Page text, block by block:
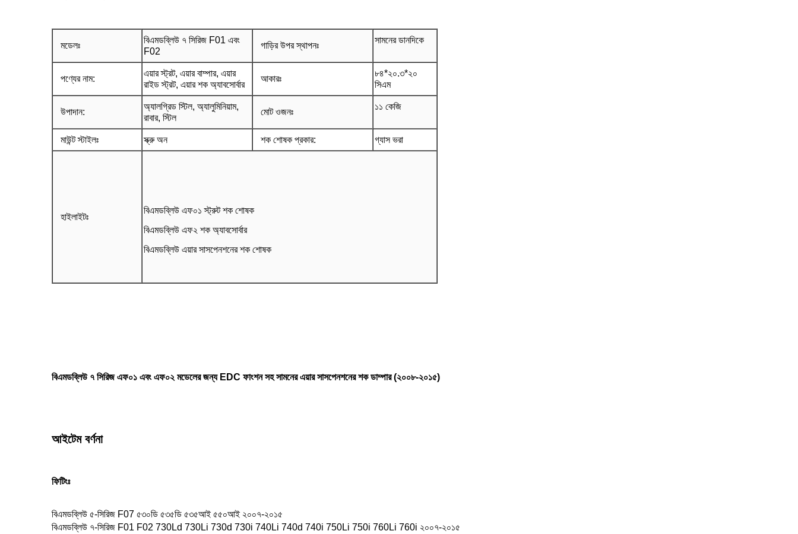
মডেলঃ
বিএমডব্লিউ ৭ সিরিজ F01 এবং
F02
গাড়ির উপর স্থাপনঃ
সামনের ডানদিকে
পণ্যের নাম:
এয়ার স্ট্রট, এয়ার বাম্পার, এয়ার
রাইড স্ট্রট, এয়ার শক অ্যাবসোর্বার
আকারঃ
৮৪*২০.৩*২০
সিএম
উপাদান:
অ্যালগ্রিড স্টিল, অ্যালুমিনিয়াম,
রাবার, স্টিল
মোট ওজনঃ
১১ কেজি
মাউন্ট স্টাইলঃ স্ক্রু অন শক শোষক প্রকার: গ্যাস ভরা
হাইলাইটঃ
বিএমডব্লিউ এফ০১ স্ট্রুট শক শোষক
বিএমডব্লিউ এফ২ শক অ্যাবসোর্বার
বিএমডব্লিউ এয়ার সাসপেনশনের শক শোষক
বিএমডব্লিউ ৭ সিরিজ এফ০১ এবং এফ০২ মডেলের জন্য EDC ফাংশন সহ সামনের এয়ার সাসপেনশনের শক ডাম্পার (২০০৮-২০১৫)
আইটেম বর্ণনা
ফিটিংঃ
বিএমডব্লিউ ৫-সিরিজ F07 ৫৩০ডি ৫৩৫ডি ৫৩৫আই ৫৫০আই ২০০৭-২০১৫
বিএমডব্লিউ ৭-সিরিজ F01 F02 730Ld 730Li 730d 730i 740Li 740d 740i 750Li 750i 760Li 760i ২০০৭-২০১৫